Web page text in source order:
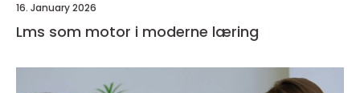
16. January 2026
Lms som motor i moderne læring